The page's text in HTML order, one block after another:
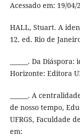
Acessado em: 19/04/
HALL, Stuart. A
12. ed. Rio de
______. Da
Horizonte: Editora
______. A
de nosso tempo,
UFRGS, Faculdade
em: